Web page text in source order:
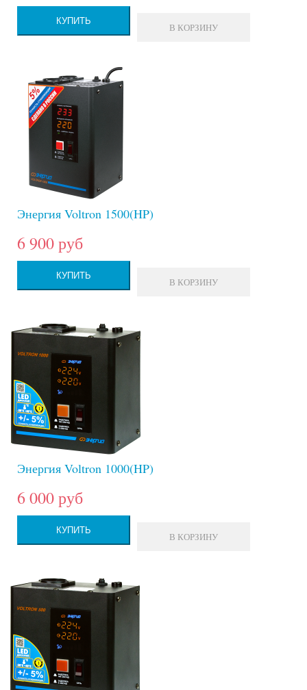
КУПИТЬ
В КОРЗИНУ
Энергия Voltron 1500(HP)
6 900 руб
КУПИТЬ
В КОРЗИНУ
Энергия Voltron 1000(HP)
6 000 руб
КУПИТЬ
В КОРЗИНУ